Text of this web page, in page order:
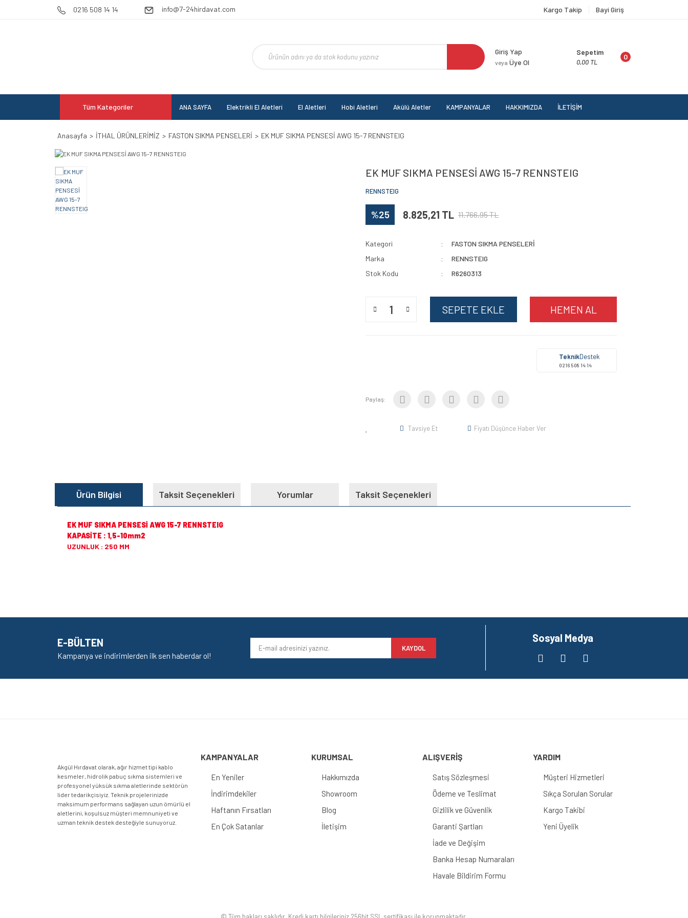
0216 508 14 14 info@7-24hirdavat.com Kargo Takip Bayi Giriş
Giriş Yap
veya Üye Ol
0
Sepetim
0,00 TL
Tüm Kategoriler ANA SAYFA Elektrikli El Aletleri El Aletleri Hobi Aletleri Akülü Aletler KAMPANYALAR HAKKIMIZDA İLETİŞİM
Anasayfa İTHAL ÜRÜNLERİMİZ FASTON SIKMA PENSELERİ EK MUF SIKMA PENSESİ AWG 15-7 RENNSTEIG
EK MUF SIKMA PENSESİ AWG 15-7 RENNSTEIG
RENNSTEIG
%25 8.825,21 TL 11.766,95 TL
Kategori
FASTON SIKMA PENSELERİ
Marka
RENNSTEIG
Stok Kodu
R6260313
SEPETE EKLE HEMEN AL
TeknikDestek
0216 508 14 14
Paylaş:
Tavsiye Et Fiyatı Düşünce Haber Ver
Ürün Bilgisi Taksit Seçenekleri Yorumlar Taksit Seçenekleri
EK MUF SIKMA PENSESİ AWG 15-7 RENNSTEIG
KAPASİTE : 1,5-10mm2
UZUNLUK : 250 MM
Ürün resmi kalitesiz, bozuk veya görüntülenemiyor.
Ürün bilgilerinde hatalar bulunuyor.
E-BÜLTEN
Kampanya ve indirimlerden ilk sen haberdar ol!
KAYDOL
Sosyal Medya
Akgül Hırdavat olarak, ağır hizmet tipi kablo
kesmeler, hidrolik pabuç sıkma sistemleri ve
profesyonel yüksük sıkma aletlerinde sektörün
lider tedarikçisiyiz. Teknik projelerinizde
maksimum performans sağlayan uzun ömürlü el
aletlerini, koşulsuz müşteri memnuniyeti ve
uzman teknik destek desteğiyle sunuyoruz.
KAMPANYALAR
En Yeniler
İndirimdekiler
Haftanın Fırsatları
En Çok Satanlar
KURUMSAL
Hakkımızda
Showroom
Blog
İletişim
ALIŞVERİŞ
Satış Sözleşmesi
Ödeme ve Teslimat
Gizlilik ve Güvenlik
Garanti Şartları
İade ve Değişim
Banka Hesap Numaraları
Havale Bildirim Formu
YARDIM
Müşteri Hizmetleri
Sıkça Sorulan Sorular
Kargo Takibi
Yeni Üyelik